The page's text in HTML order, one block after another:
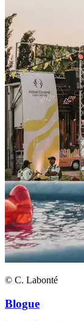
© C. Labonté
Blogue